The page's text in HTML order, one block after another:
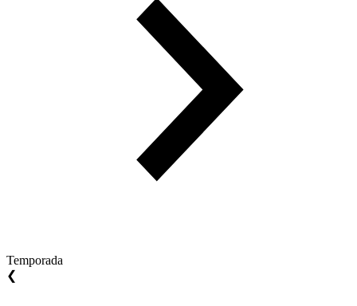
Temporada
❮